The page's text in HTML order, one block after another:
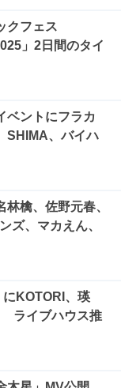
クフェス
」2日間のタイ
ベントにフラカ
SHIMA、バイハ
林檎、佐野元春、
ズ、マカえん、
にKOTORI、瑛
ライブハウス推